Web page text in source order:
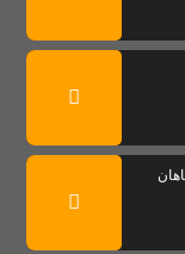
پادشاهان